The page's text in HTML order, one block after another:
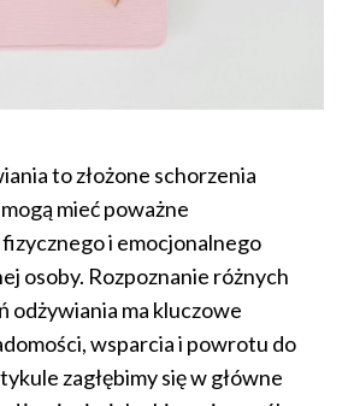
to złożone schorzenia
mieć poważne
i emocjonalnego
osoby. Rozpoznanie różnych
odżywiania ma kluczowe
wsparcia i powrotu do
zagłębimy się w główne